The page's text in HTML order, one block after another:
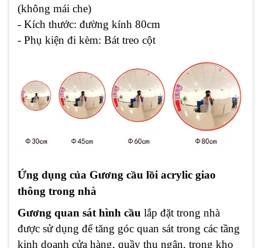
(không mái che)
- Kích thước: đường kính 80cm
- Phụ kiện đi kèm: Bát treo cột
Ứng dụng của Gương cầu lồi acrylic giao
thông trong nhà
Gương quan sát hình cầu lắp đặt trong nhà
được sử dụng để tăng góc quan sát trong các tầng
kinh doanh cửa hàng, quầy thu ngân, trong kho